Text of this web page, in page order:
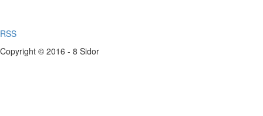
RSS
Copyright © 2016 - 8 Sidor